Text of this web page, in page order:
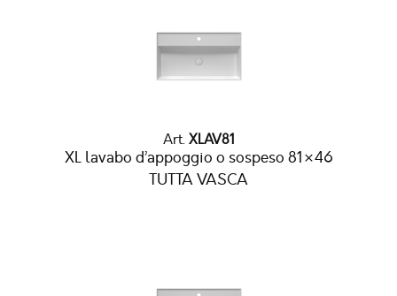
Art. XLAV81
XL lavabo d’appoggio o sospeso 81×46
TUTTA VASCA